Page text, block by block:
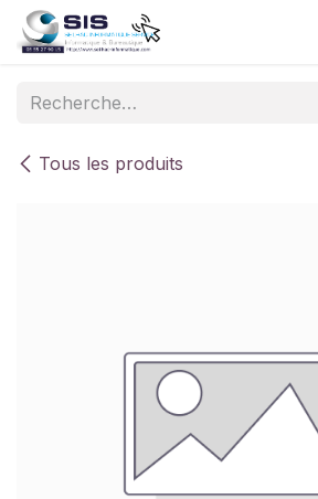
Se rendre au contenu
Tous les produits